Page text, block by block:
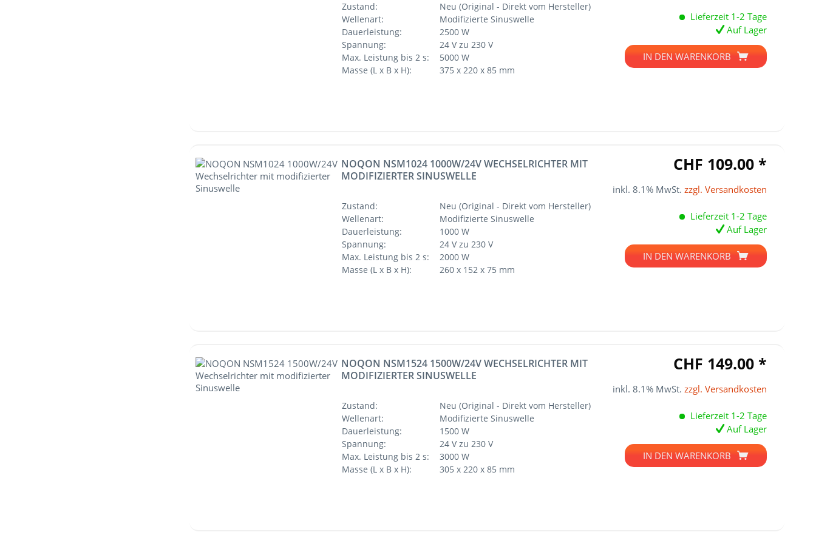
Zustand:
Neu (Original - Direkt vom Hersteller)
Wellenart:
Modifizierte Sinuswelle
Dauerleistung:
2500 W
Spannung:
24 V zu 230 V
Max. Leistung bis 2 s:
5000 W
Masse (L x B x H):
375 x 220 x 85 mm
Lieferzeit 1-2 Tage
Auf Lager
IN DEN WARENKORB
NOQON NSM1024 1000W/24V WECHSELRICHTER MIT
MODIFIZIERTER SINUSWELLE
Zustand:
Neu (Original - Direkt vom Hersteller)
Wellenart:
Modifizierte Sinuswelle
Dauerleistung:
1000 W
Spannung:
24 V zu 230 V
Max. Leistung bis 2 s:
2000 W
Masse (L x B x H):
260 x 152 x 75 mm
CHF 109.00 *
inkl. 8.1% MwSt. zzgl. Versandkosten
Lieferzeit 1-2 Tage
Auf Lager
IN DEN WARENKORB
NOQON NSM1524 1500W/24V WECHSELRICHTER MIT
MODIFIZIERTER SINUSWELLE
Zustand:
Neu (Original - Direkt vom Hersteller)
Wellenart:
Modifizierte Sinuswelle
Dauerleistung:
1500 W
Spannung:
24 V zu 230 V
Max. Leistung bis 2 s:
3000 W
Masse (L x B x H):
305 x 220 x 85 mm
CHF 149.00 *
inkl. 8.1% MwSt. zzgl. Versandkosten
Lieferzeit 1-2 Tage
Auf Lager
IN DEN WARENKORB